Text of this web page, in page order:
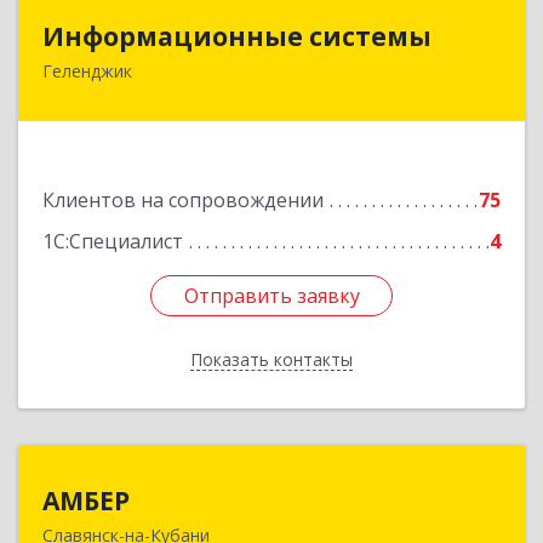
Информационные системы
Геленджик
Клиентов на сопровождении
75
1С:Специалист
4
Отправить заявку
Показать контакты
353475, Краснодарский край, Геленджик г,
Отправить заявку
Назад
АМБЕР
Славянск-на-Кубани